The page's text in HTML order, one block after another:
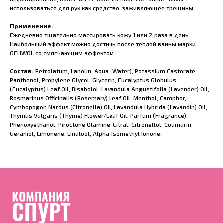
использоваться для рук как средство, заживляющее трещины.
Применение:
Ежедневно тщательно массировать кожу 1 или 2 раза в день.
Наибольший эффект можно достичь после теплой ванны марки
GEHWOL со смягчающим эффектом.
Состав: Petrolatum, Lanolin, Aqua (Water), Potassium Castorate,
Panthenol, Propylene Glycol, Glycerin, Eucalyptus Globulus
(Eucalyptus) Leaf Oil, Bisabolol, Lavandula Angustifolia (Lavender) Oil,
Rosmarinus Officinalis (Rosemary) Leaf Oil, Menthol, Camphor,
Cymbopogon Nardus (Citronella) Oil, Lavandula Hybrida (Lavandin) Oil,
Thymus Vulgaris (Thyme) Flower/Leaf Oil, Parfum (Fragrance),
Phenoxyethanol, Piroctone Olamine, Citral, Citronellol, Coumarin,
Geraniol, Limonene, Linalool, Alpha-Isomethyl Ionone.